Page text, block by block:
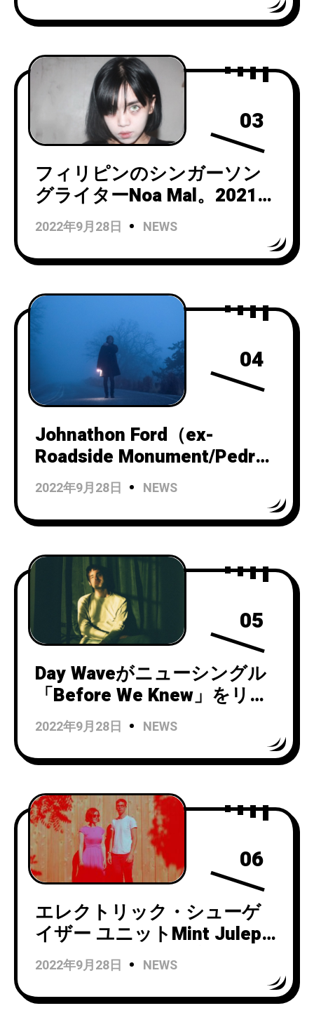
リース！
03
フィリピンのシンガーソン
グライターNoa Mal。2021年
にデジタルストリーミング
のみでリリースされた
『Nerve Damage』のCD化が
2022年9月28日 NEWS
04
Johnathon Ford（ex-
Roadside Monument/Pedro
the Lion）によるインストゥ
ルメンタルバンドUnwed
Sailorがニューアルバム
をリリース！
2022年9月28日 NEWS
05
Day Waveがニューシングル
「Before We Knew」をリリ
ース！
2022年9月28日 NEWS
06
エレクトリック・シューゲ
イザー ユニットMint Julep
が約4年振りとなる新作をリ
リース！
2022年9月28日 NEWS